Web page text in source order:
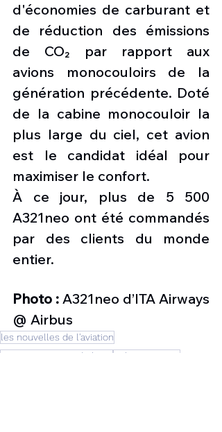
d'économies de carburant et
de réduction des émissions
de CO₂ par rapport aux
avions monocouloirs de la
génération précédente. Doté
de la cabine monocouloir la
plus large du ciel, cet avion
est le candidat idéal pour
maximiser le confort.
À ce jour, plus de 5 500
A321neo ont été commandés
par des clients du monde
entier.
Photo : A321neo d’ITA Airways
@ Airbus
les nouvelles de l'aviation
Nouveaux avions de ligne
Airbus A321neo